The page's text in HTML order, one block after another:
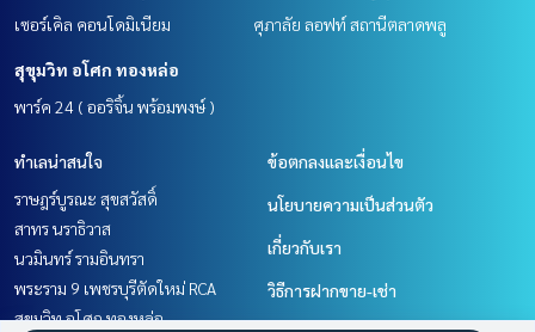
เซอร์เคิล คอนโดมิเนียม
ศุภาลัย ลอฟท์ สถานีตลาดพลู
สุขุมวิท อโศก ทองหล่อ
พาร์ค 24 ( ออริจิ้น พร้อมพงษ์ )
ทำเลน่าสนใจ
ราษฎร์บูรณะ สุขสวัสดิ์
สาทร นราธิวาส
นวมินทร์ รามอินทรา
พระราม 9 เพชรบุรีตัดใหม่ RCA
สุขุมวิท อโศก ทองหล่อ
ข้อตกลงและเงื่อนไข
นโยบายความเป็นส่วนตัว
เกี่ยวกับเรา
วิธีการฝากขาย-เช่า